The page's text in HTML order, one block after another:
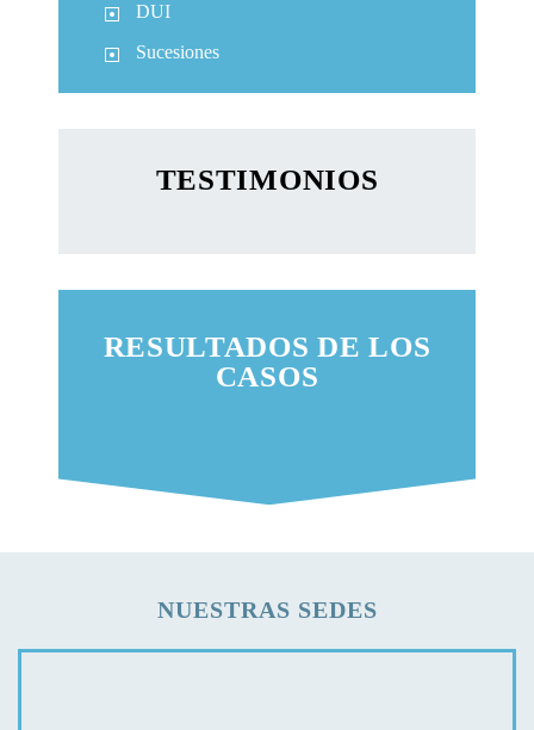
DUI
Sucesiones
TESTIMONIOS
RESULTADOS DE LOS
CASOS
NUESTRAS SEDES